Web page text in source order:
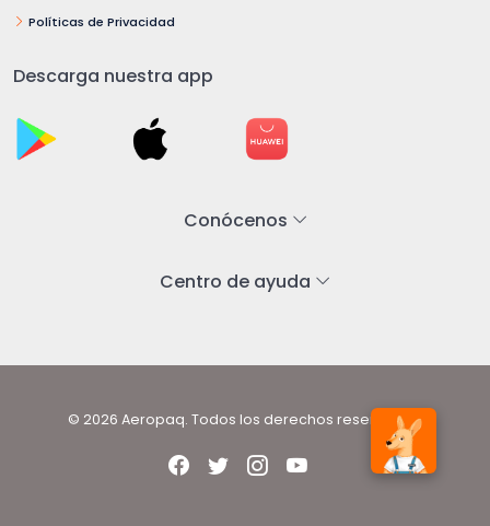
Políticas de Privacidad
Descarga nuestra app
Conócenos
Centro de ayuda
© 2026 Aeropaq. Todos los derechos reservados.